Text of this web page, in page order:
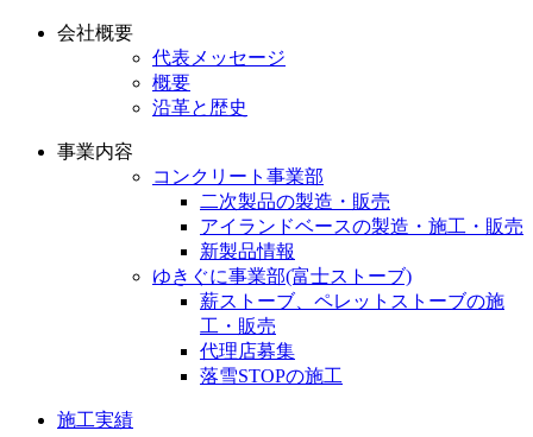
会社概要
代表メッセージ
概要
沿革と歴史
事業内容
コンクリート事業部
二次製品の製造・販売
アイランドベースの製造・施工・販売
新製品情報
ゆきぐに事業部(富士ストーブ)
薪ストーブ、ペレットストーブの施
工・販売
代理店募集
落雪STOPの施工
施工実績